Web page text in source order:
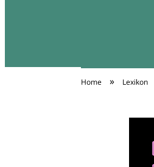
Home » Lexikon